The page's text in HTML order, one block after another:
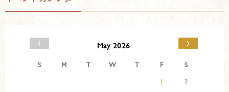
‹ May 2026 ›
S M T W T F
S
1
2